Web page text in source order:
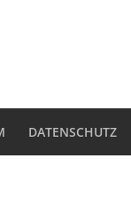
DATENSCHUTZ